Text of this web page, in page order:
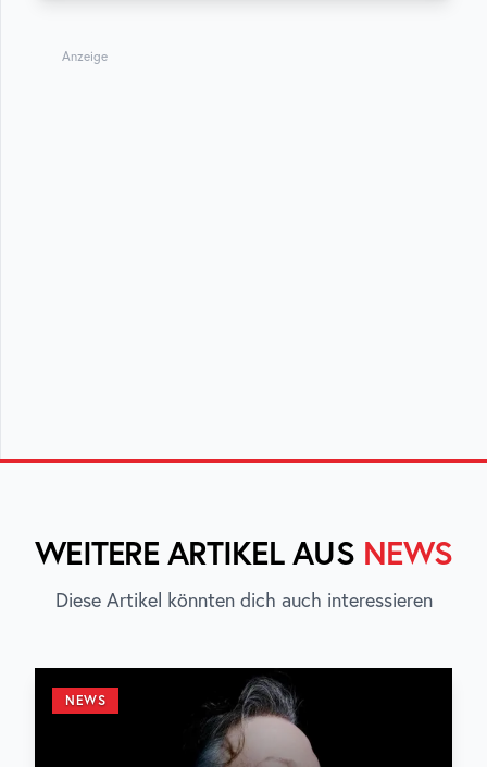
Anzeige
WEITERE ARTIKEL AUS NEWS
Diese Artikel könnten dich auch interessieren
NEWS